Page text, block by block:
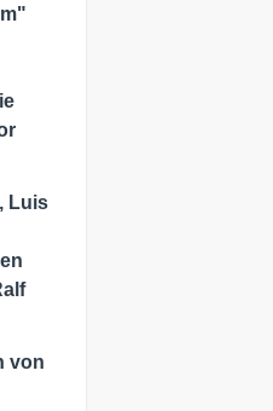
Luis
von